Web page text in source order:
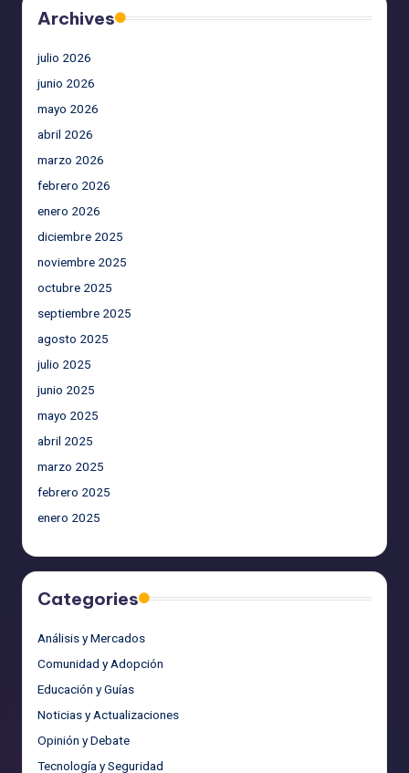
Archives
julio 2026
junio 2026
mayo 2026
abril 2026
marzo 2026
febrero 2026
enero 2026
diciembre 2025
noviembre 2025
octubre 2025
septiembre 2025
agosto 2025
julio 2025
junio 2025
mayo 2025
abril 2025
marzo 2025
febrero 2025
enero 2025
Categories
Análisis y Mercados
Comunidad y Adopción
Educación y Guías
Noticias y Actualizaciones
Opinión y Debate
Tecnología y Seguridad